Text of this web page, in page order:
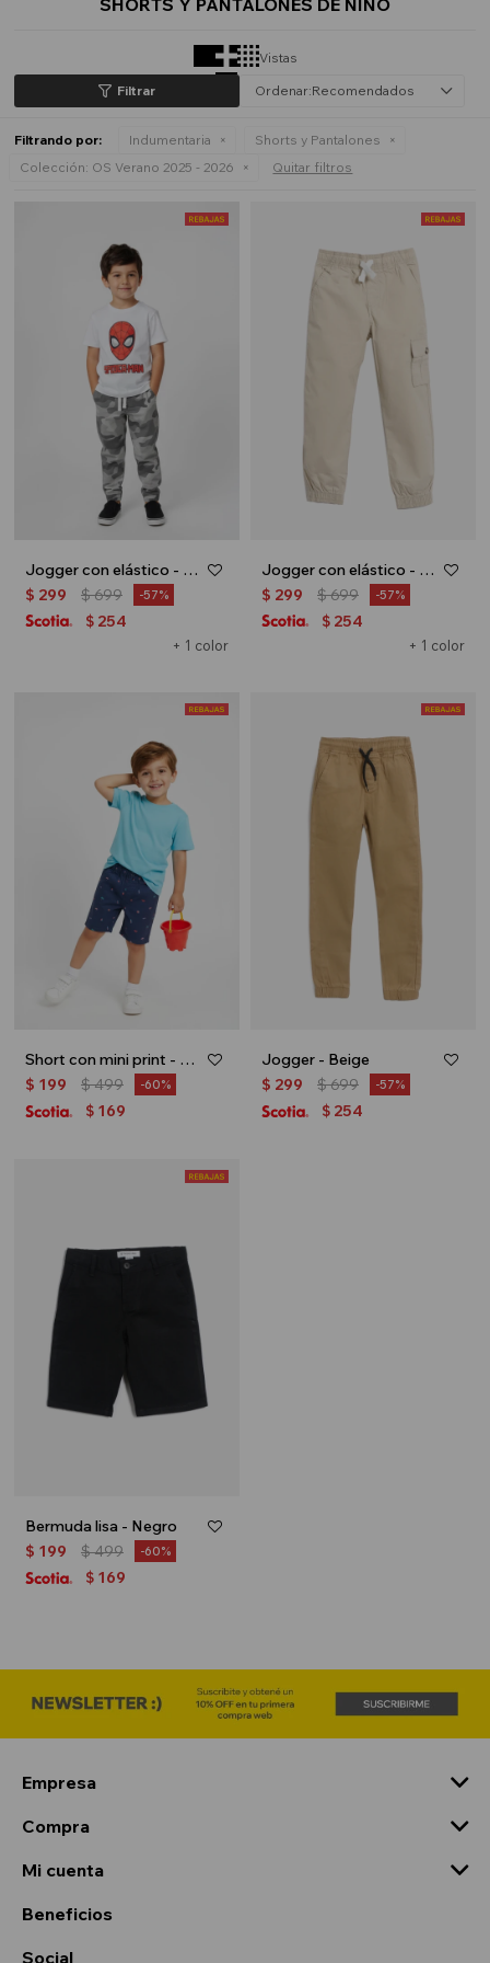
SHORTS Y PANTALONES DE NIÑO
Vistas
Recomendados
Filtrando por: Indumentaria
Shorts y Pantalones
Colección: OS Verano 2025 - 2026 Quitar filtros
Jogger con elástico - Verde militar
+ 1 color
$ 299 $699 57
$ 254
Jogger con elástico - Beige
+ 1 color
$ 299 $699 57
$ 254
Short con mini print - Azul
$ 199 $499 60
$ 169
Jogger - Beige
$ 299 $699 57
$ 254
Bermuda lisa - Negro
$ 199 $499 60
$ 169
Empresa
Compra
Mi cuenta
Beneficios
Social